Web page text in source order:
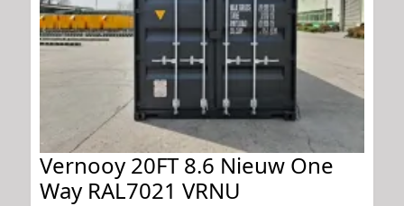
Vernooy 20FT 8.6 Nieuw One
Way RAL7021 VRNU